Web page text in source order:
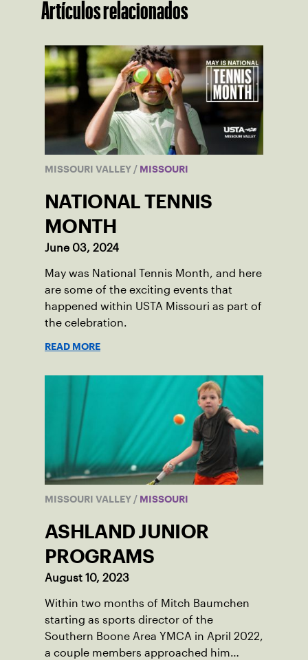
Artículos relacionados
MISSOURI VALLEY / MISSOURI
NATIONAL TENNIS
MONTH
June 03, 2024
May was National Tennis Month, and here
are some of the exciting events that
happened within USTA Missouri as part of
the celebration.
READ MORE
MISSOURI VALLEY / MISSOURI
ASHLAND JUNIOR
PROGRAMS
August 10, 2023
Within two months of Mitch Baumchen
starting as sports director of the
Southern Boone Area YMCA in April 2022,
a couple members approached him